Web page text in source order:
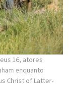
16, atores
enquanto
Christ of Latter-